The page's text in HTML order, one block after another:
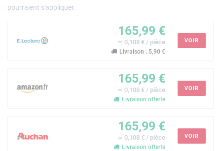
pourraient s'appliquer.
165,99 €
≃ 0,108 € / pièce
Livraison : 5,90 €
VOIR
165,99 €
≃ 0,108 € / pièce
Livraison offerte
VOIR
165,99 €
≃ 0,108 € / pièce
Livraison offerte
VOIR